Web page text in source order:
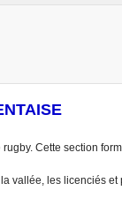
Cette section
les licenciés